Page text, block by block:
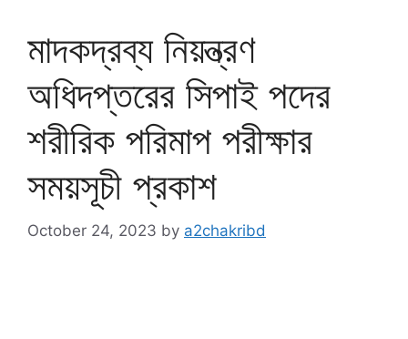
মাদকদ্রব্য নিয়ন্ত্রণ
অধিদপ্তরের সিপাই পদের
শরীরিক পরিমাপ পরীক্ষার
সময়সূচী প্রকাশ
October 24, 2023 by a2chakribd